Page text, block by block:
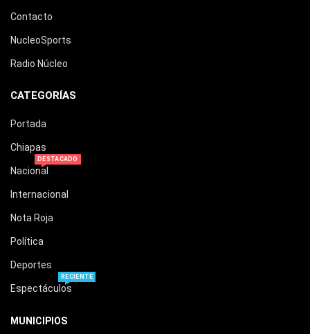
Contacto
NucleoSports
Radio Núcleo
CATEGORÍAS
Portada
Chiapas
Nacional
DESTACADO
Internacional
Nota Roja
Política
Deportes
Espectáculos
RECIENTE
MUNICIPIOS